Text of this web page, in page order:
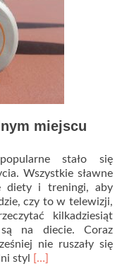
miejscu
stało się
Wszystkie sławne
diety i treningi, aby
czy to w telewizji,
kilkadziesiąt
na diecie. Coraz
nie ruszały się
styl
Read
[…]